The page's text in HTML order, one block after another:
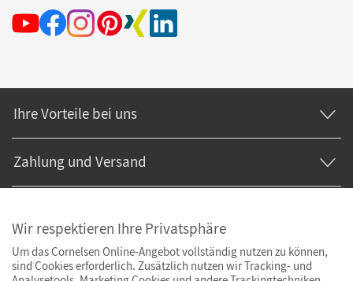
Ihre Vorteile bei uns
Zahlung und Versand
Wir respektieren Ihre Privatsphäre
Um das Cornelsen Online-Angebot vollständig nutzen zu können,
sind Cookies erforderlich. Zusätzlich nutzen wir Tracking- und